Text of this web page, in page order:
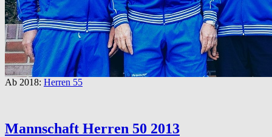
Ab 2018: Herren 55
Mannschaft Herren 50 2013